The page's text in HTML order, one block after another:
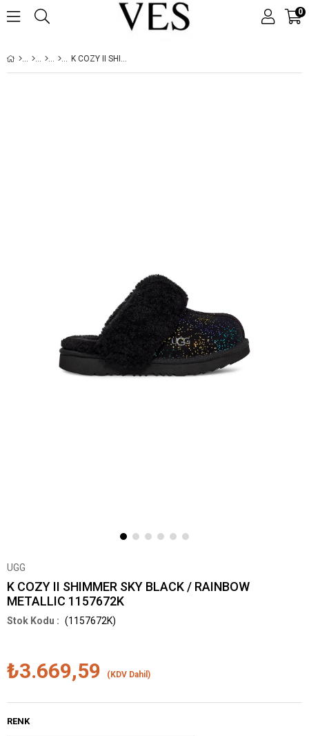
0
K COZY II SHIMMER SKY BLACK / RAINBOW METALLIC 1157672K
UGG
K COZY II SHIMMER SKY BLACK / RAINBOW
METALLIC 1157672K
(1157672K)
₺3.669,59 (KDV Dahil)
RENK